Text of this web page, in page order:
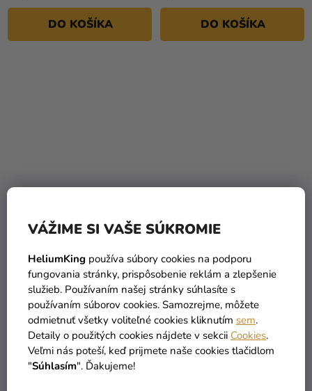
VÁŽIME SI VAŠE SÚKROMIE
HeliumKing používa súbory cookies na podporu
fungovania stránky, prispôsobenie reklám a zlepšenie
služieb. Používaním našej stránky súhlasíte s
používaním súborov cookies. Samozrejme, môžete
odmietnuť všetky voliteľné cookies kliknutím sem.
Detaily o použitých cookies nájdete v sekcii Cookies.
Veľmi nás poteší, keď prijmete naše cookies tlačidlom
"Súhlasím". Ďakujeme!
DO KOŠÍKA DO KOŠÍKA
Fóliový balón -
Babysaurus
2,89 €
DO KOŠÍKA
Fóliový balón - číslo 1,
žirafa
4,90 €
DO KOŠÍKA
TIP